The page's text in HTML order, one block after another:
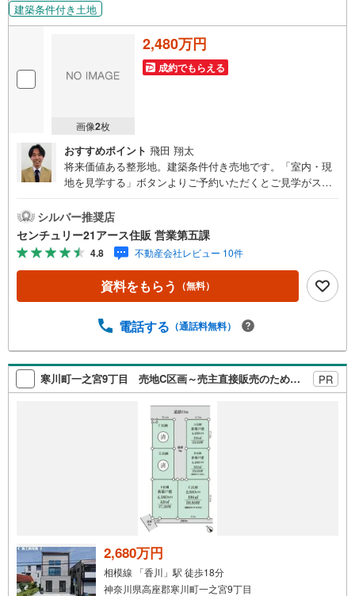
建築条件付き土地
画像2枚
2,480万円
成約でもらえる
おすすめポイント 飛田 翔太
将来価値ある整形地。建築条件付き売地です。「室内・現
地を見学する」ボタンよりご予約いただくとご見学がスム
ト】◆センチュリオン獲得店舗◆全国約970店舗あるセンチ
ュリー21のお店。その中でも、アメリカ本部が設ける一定
基準を満たした、上位4％しか受賞できない賞。それが「セ
ンチュリオン」です。弊社はそのセンチュリオンを2002年
から欠かすことなく取り続けております。◆住宅ローン相
談会◆お客様にあった無理のない住宅ローンの試算やご購
最大のお買い物になりますので、しっかりとした資金計画
大きな金額を長期間で返済する住宅ローンは優遇金利が0.
1％変わるだけで、支払い総額に大きな変化が生じます。取
引の多い弊社は金融機関の特色、傾向、トレンドを熟知し
ておりますので、お客様のニーズにあった金融機関をご紹
介させて頂きます。
シルバー推奨店
センチュリー21アース住販 営業第五課
4.8 不動産会社レビュー 10件
資料をもらう （無料）
電話する （通話料無料）
寒川町一之宮9丁目 売地C区画～売主直接販売のため、購入初期費用を抑えられます～ PR
2,680万円
相模線 「香川」駅 徒歩18分
神奈川県高座郡寒川町一之宮9丁目